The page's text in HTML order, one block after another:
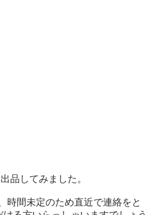
品してみました。
時間未定のため直近で連絡をと